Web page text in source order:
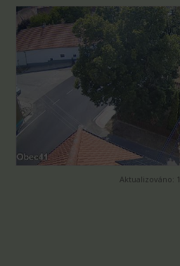
Aktualizováno: